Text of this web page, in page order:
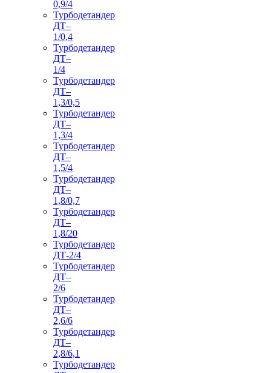
0,9/4
Турбодетандер
ДТ–
1/0,4
Турбодетандер
ДТ–
1/4
Турбодетандер
ДТ–
1,3/0,5
Турбодетандер
ДТ–
1,3/4
Турбодетандер
ДТ–
1,5/4
Турбодетандер
ДТ–
1,8/0,7
Турбодетандер
ДТ–
1,8/20
Турбодетандер
ДТ-2/4
Турбодетандер
ДТ–
2/6
Турбодетандер
ДТ–
2,6/6
Турбодетандер
ДТ–
2,8/6,1
Турбодетандер